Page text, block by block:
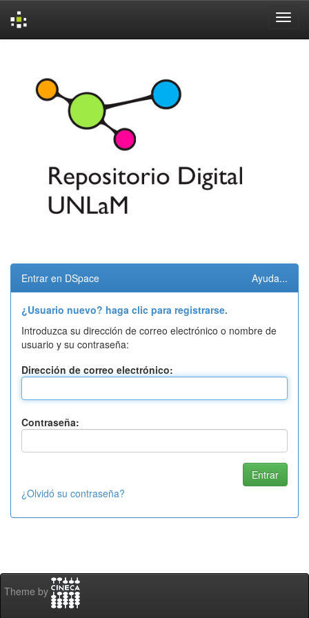
Entrar en DSpace Ayuda...
¿Usuario nuevo? haga clic para registrarse.
Introduzca su dirección de correo electrónico o nombre de
usuario y su contraseña:
Dirección de correo electrónico:
Contraseña:
¿Olvidó su contraseña?
Theme by